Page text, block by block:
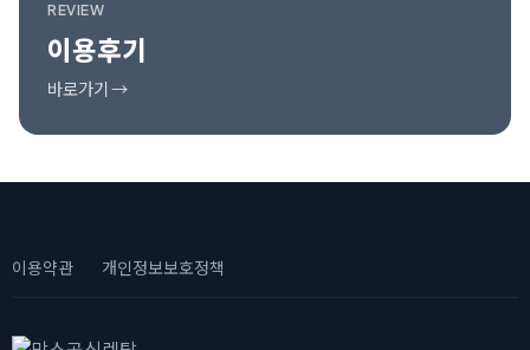
REVIEW
이용후기
바로가기 →
이용약관 개인정보보호정책